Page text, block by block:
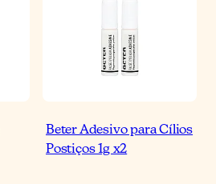
Beter Adesivo para Cílios
Postiços 1g x2